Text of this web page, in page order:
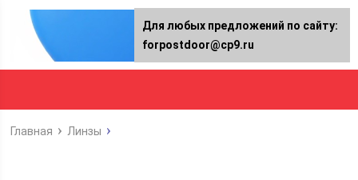
Главная Линзы
Для любых предложений по сайту:
forpostdoor@cp9.ru